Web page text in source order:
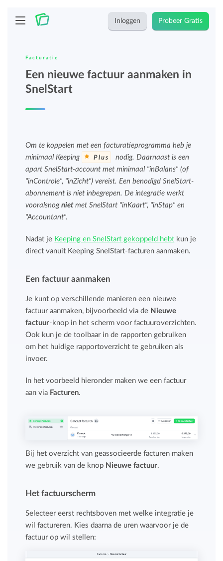
Inloggen Probeer Gratis
Facturatie
Een nieuwe factuur aanmaken in
SnelStart
Om te koppelen met een facturatieprogramma heb je
minimaal Keeping
Plus
nodig. Daarnaast is een
apart SnelStart-account met minimaal "inBalans" (of
"inControle", "inZicht") vereist. Een benodigd SnelStart-
abonnement is niet inbegrepen. De integratie werkt
vooralsnognietmet SnelStart "inKaart", "inStap" en
"Accountant".
Nadat je Keeping en SnelStart gekoppeld hebt kun je
direct vanuit Keeping SnelStart-facturen aanmaken.
Een factuur aanmaken
Je kunt op verschillende manieren een nieuwe
factuur aanmaken, bijvoorbeeld via de Nieuwe
factuur-knop in het scherm voor factuuroverzichten.
Ook kun je de toolbaar in de rapporten gebruiken
om het huidige rapportoverzicht te gebruiken als
invoer.
In het voorbeeld hieronder maken we een factuur
aan via Facturen.
Bij het overzicht van geassocieerde facturen maken
we gebruik van de knop Nieuwe factuur.
Het factuurscherm
Selecteer eerst rechtsboven met welke integratie je
wil factureren. Kies daarna de uren waarvoor je de
factuur op wil stellen: